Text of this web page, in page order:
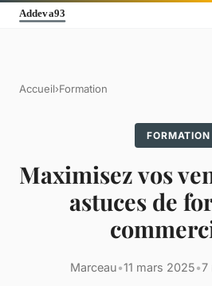
Accueil›Formation
FORMATION
Maximisez vos
astuces de
Marceau•11 mars 2025•7